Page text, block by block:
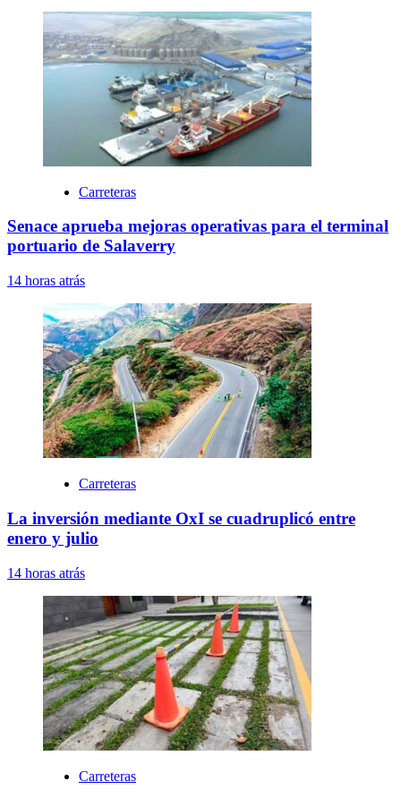
Carreteras
Senace aprueba mejoras operativas para el terminal
portuario de Salaverry
14 horas atrás
Carreteras
La inversión mediante OxI se cuadruplicó entre
enero y julio
14 horas atrás
Carreteras